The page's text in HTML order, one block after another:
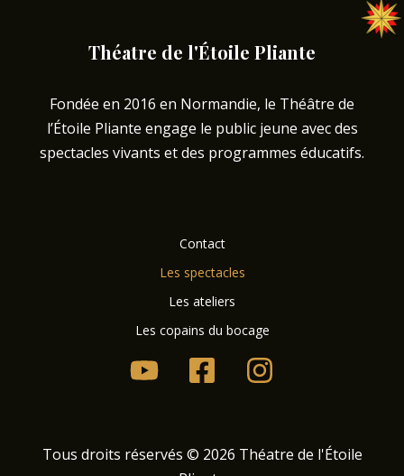
Théatre de l'Étoile Pliante
Fondée en 2016 en Normandie, le Théâtre de
l’Étoile Pliante engage le public jeune avec des
spectacles vivants et des programmes éducatifs.
Contact
Les spectacles
Les ateliers
Les copains du bocage
Tous droits réservés © 2026 Théatre de l'Étoile